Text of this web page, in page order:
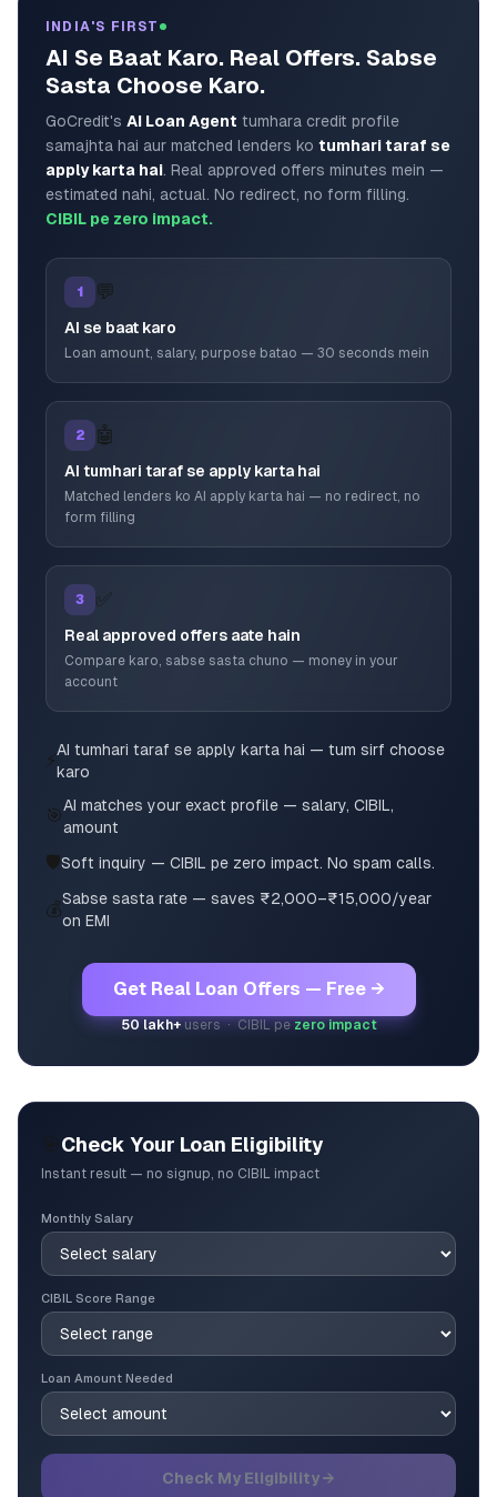
INDIA'S FIRST
AI Se Baat Karo. Real Offers. Sabse
Sasta Choose Karo.
GoCredit's AI Loan Agent tumhara credit profile
samajhta hai aur matched lenders ko tumhari taraf se
apply karta hai. Real approved offers minutes mein —
estimated nahi, actual. No redirect, no form filling.
CIBIL pe zero impact.
1 💬
AI se baat karo
Loan amount, salary, purpose batao — 30 seconds mein
2 🤖
AI tumhari taraf se apply karta hai
Matched lenders ko AI apply karta hai — no redirect, no
form filling
3 ✅
Real approved offers aate hain
Compare karo, sabse sasta chuno — money in your
account
⚡AI tumhari taraf se apply karta hai — tum sirf choose
karo
🎯AI matches your exact profile — salary, CIBIL,
amount
🛡️Soft inquiry — CIBIL pe zero impact. No spam calls.
💰Sabse sasta rate — saves ₹2,000–₹15,000/year
on EMI
Get Real Loan Offers — Free →
50 lakh+users · CIBIL pezero impact
Check Your Loan Eligibility
Instant result — no signup, no CIBIL impact
Monthly Salary
CIBIL Score Range
Loan Amount Needed
Check My Eligibility →